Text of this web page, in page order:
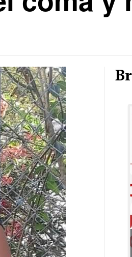
2026